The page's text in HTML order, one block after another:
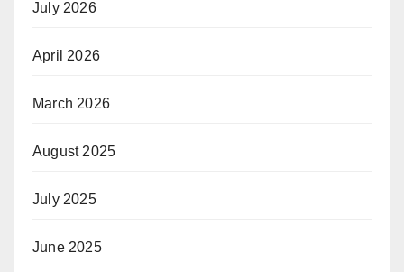
July 2026
April 2026
March 2026
August 2025
July 2025
June 2025